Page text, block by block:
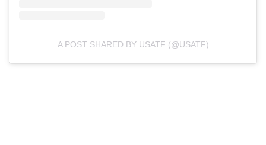
A POST SHARED BY USATF (@USATF)